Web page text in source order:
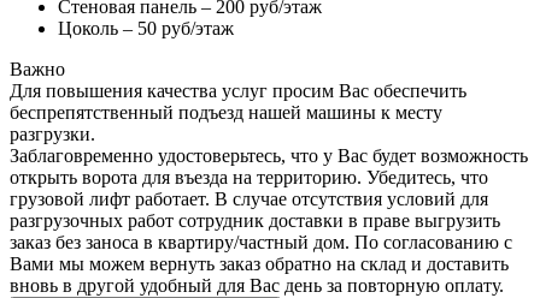
Стеновая панель – 200 руб/этаж
Цоколь – 50 руб/этаж
Важно
Для повышения качества услуг просим Вас обеспечить
беспрепятственный подъезд нашей машины к месту
разгрузки.
Заблаговременно удостоверьтесь, что у Вас будет возможность
открыть ворота для въезда на территорию. Убедитесь, что
грузовой лифт работает. В случае отсутствия условий для
разгрузочных работ сотрудник доставки в праве выгрузить
заказ без заноса в квартиру/частный дом. По согласованию с
Вами мы можем вернуть заказ обратно на склад и доставить
вновь в другой удобный для Вас день за повторную оплату.